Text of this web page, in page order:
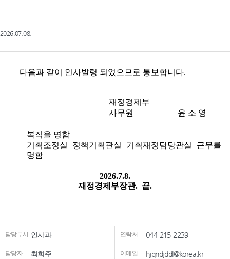
2026.07.08.
담당부서 인사과 연락처 044-215-2239
담당자 최희주 이메일 hjqndjddl@korea.kr